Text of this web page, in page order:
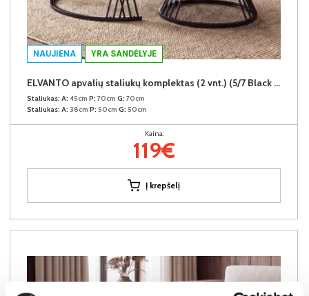
NAUJIENA YRA SANDĖLYJE
ELVANTO apvalių staliukų komplektas (2 vnt.) (5/7 Black Matt)
Staliukas: A: 45cm P: 70cm G: 70cm
Staliukas: A: 38cm P: 50cm G: 50cm
Kaina:
119€
Į krepšelį